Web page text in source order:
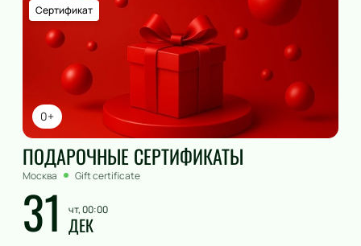
0+
Сертификат
ПОДАРОЧНЫЕ СЕРТИФИКАТЫ
Москва Gift certificate
31 чт, 00:00
ДЕК